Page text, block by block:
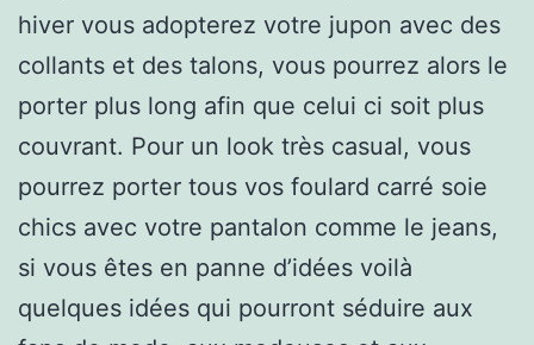
hiver vous adopterez votre jupon avec des
collants et des talons, vous pourrez alors le
porter plus long afin que celui ci soit plus
couvrant. Pour un look très casual, vous
pourrez porter tous vos foulard carré soie
chics avec votre pantalon comme le jeans,
si vous êtes en panne d’idées voilà
quelques idées qui pourront séduire aux